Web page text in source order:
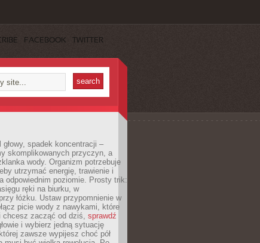
FACEBOOK TWITTER
spadek koncentracji –
skomplikowanych przyczyn, a
wody. Organizm potrzebuje
utrzymać energię, trawienie i
odpowiednim poziomie. Prosty trik:
ręki na biurku, w
łóżku. Ustaw przypomnienie w
picie wody z nawykami, które
chcesz zacząć od dziś, sprawdź
i wybierz jedną sytuację
zawsze wypijesz choć pół